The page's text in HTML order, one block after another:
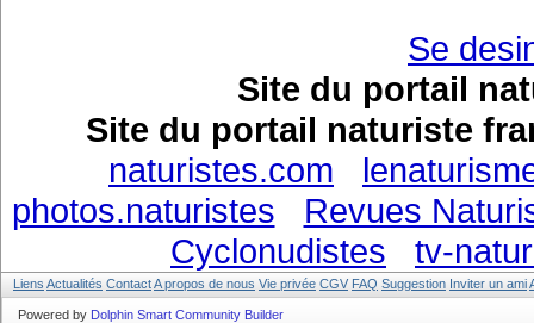
Se
Site du portail
Site du portail naturiste
naturistes.com
photos.naturistes
Revues
Cyclonudistes
tv-
Liens Actualités ContactA propos de nous Vie privée CGV FAQ Suggestion Inviter un ami
Powered by Dolphin Smart Community Builder